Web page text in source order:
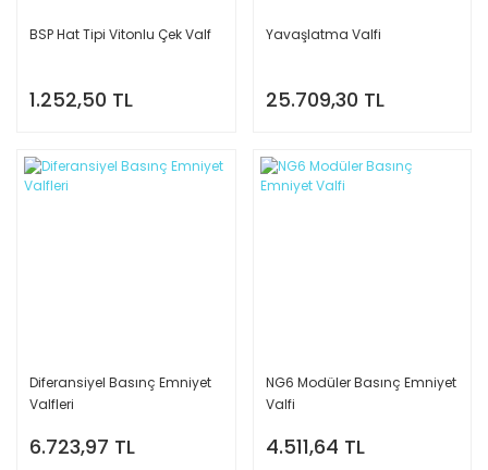
BSP Hat Tipi Vitonlu Çek Valf
1.252,50 TL
Yavaşlatma Valfi
25.709,30 TL
Diferansiyel Basınç Emniyet
Valfleri
6.723,97 TL
NG6 Modüler Basınç Emniyet
Valfi
4.511,64 TL